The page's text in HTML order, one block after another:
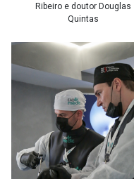
Ribeiro e doutor Douglas
Quintas